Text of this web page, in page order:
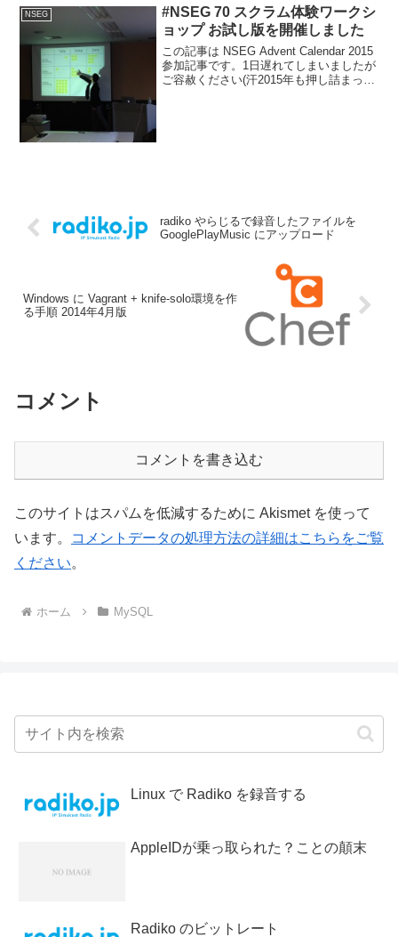
ット上に公開されているWebサイトでア
プリを稼...
NSEG
#NSEG 70 スクラム体験ワークシ
ョップ お試し版を開催しました
この記事は NSEG Advent Calendar 2015
参加記事です。1日遅れてしまいましたが
ご容赦ください(汗2015年も押し詰まった
radiko やらじるで録音したファイルを
GooglePlayMusic にアップロード
Windows に Vagrant + knife-solo環境を作
る手順 2014年4月版
コメント
コメントを書き込む
このサイトはスパムを低減するために Akismet を使って
います。
コメントデータの処理方法の詳細はこちらをご覧
ください。
ホーム MySQL
Linux で Radiko を録音する
AppleIDが乗っ取られた？ことの顛末
Radiko のビットレート